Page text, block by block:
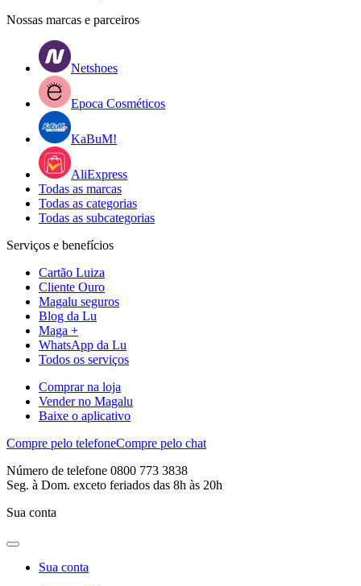
Nossas marcas e parceiros
Netshoes
Epoca Cosméticos
KaBuM!
AliExpress
Todas as marcas
Todas as categorias
Todas as subcategorias
Serviços e benefícios
Cartão Luiza
Cliente Ouro
Magalu seguros
Blog da Lu
Maga +
WhatsApp da Lu
Todos os serviços
Comprar na loja
Vender no Magalu
Baixe o aplicativo
Compre pelo telefoneCompre pelo chat
Número de telefone 0800 773 3838
Seg. à Dom. exceto feriados das 8h às 20h
Sua conta
Sua conta